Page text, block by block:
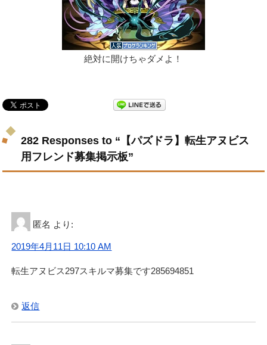
絶対に開けちゃダメよ！
282 Responses to “【パズドラ】転生アヌビス
用フレンド募集掲示板”
匿名 より:
2019年4月11日 10:10 AM
転生アヌビス297スキルマ募集です285694851
返信